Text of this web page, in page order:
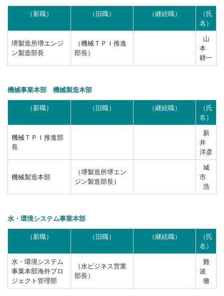
（新職） （旧職） （継続職）
（氏
名）
堺製造所堺エンジ
ン製造部長
（機械ＴＰＩ推進
部長）
山
本
耕一
機械事業本部 機械製造本部
（新職） （旧職） （継続職）
（氏
名）
機械ＴＰＩ推進部
長
新
井
洋彦
機械製造本部
（堺製造所堺エン
ジン製造部長）
城
市
浩
水・環境システム事業本部
（新職） （旧職） （継続職）
（氏
名）
水・環境システム
事業本部海外プロ
ジェクト管理部
（水ビジネス営業
部長）
難
波
徹